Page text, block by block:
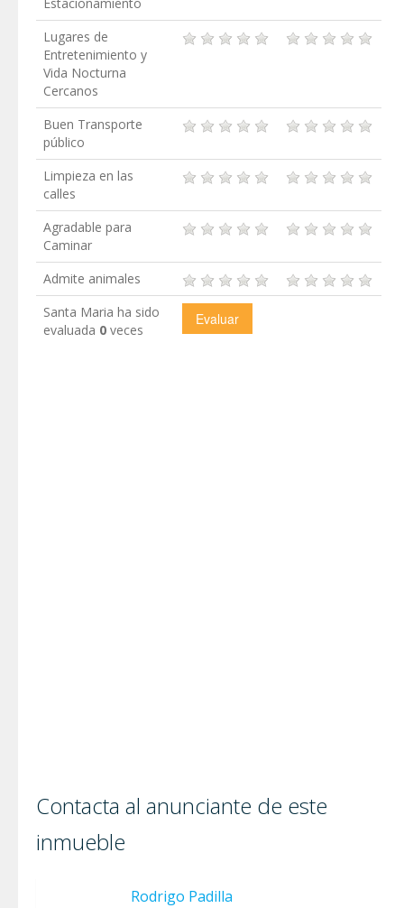
Lugares de
Entretenimiento y
Vida Nocturna
Cercanos
Buen Transporte
público
Limpieza en las
calles
Agradable para
Caminar
Admite animales
Santa Maria ha sido
evaluada 0 veces
Contacta al anunciante de este
inmueble
Rodrigo Padilla